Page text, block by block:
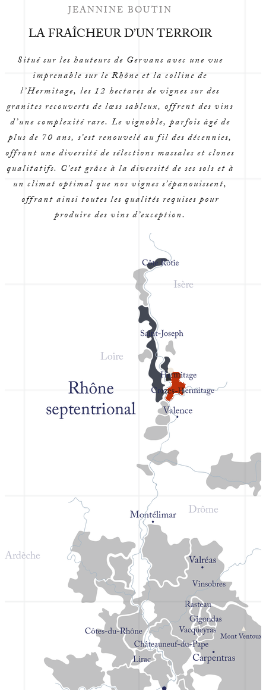
JEANNINE BOUTIN
LA FRAÎCHEUR D’UN TERROIR
Situé sur les hauteurs de Gervans avec une vue
imprenable sur le Rhône et la colline de
l’Hermitage, les 12 hectares de vignes sur des
granites recouverts de lœss sableux, offrent des vins
d’une complexité rare. Le vignoble, parfois âgé de
plus de 70 ans, s’est renouvelé au fil des décennies,
offrant une diversité de sélections massales et clones
qualitatifs. C’est grâce à la diversité de ses sols et à
un climat optimal que nos vignes s’épanouissent,
offrant ainsi toutes les qualités requises pour
produire des vins d’exception.